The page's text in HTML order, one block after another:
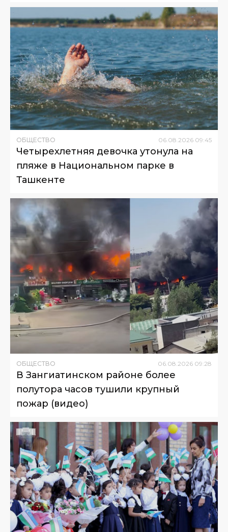
ОБЩЕСТВО 06 08 2026 09:45
Четырехлетняя девочка утонула на
пляже в Национальном парке в
Ташкенте
ОБЩЕСТВО 06 08 2026 09:28
В Зангиатинском районе более
полутора часов тушили крупный
пожар (видео)